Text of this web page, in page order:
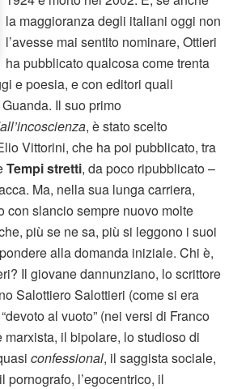
la maggioranza degli italiani oggi non
l’avesse mai sentito nominare, Ottieri
ha pubblicato qualcosa come trenta
e poesia, e con editori quali
Il suo primo
, è stato scelto
Vittorini, che ha poi pubblicato, tra
Tempi stretti, da poco ripubblicato –
Ma, nella sua lunga carriera,
con slancio sempre nuovo molte
più se ne sa, più si leggono i suoi
alla domanda iniziale. Chi è,
Il giovane dannunziano, lo scrittore
Salottiero Salottieri (come si era
al vuoto” (nei versi di Franco
marxista, il bipolare, lo studioso di
confessional, il saggista sociale,
pornografo, l’egocentrico, il